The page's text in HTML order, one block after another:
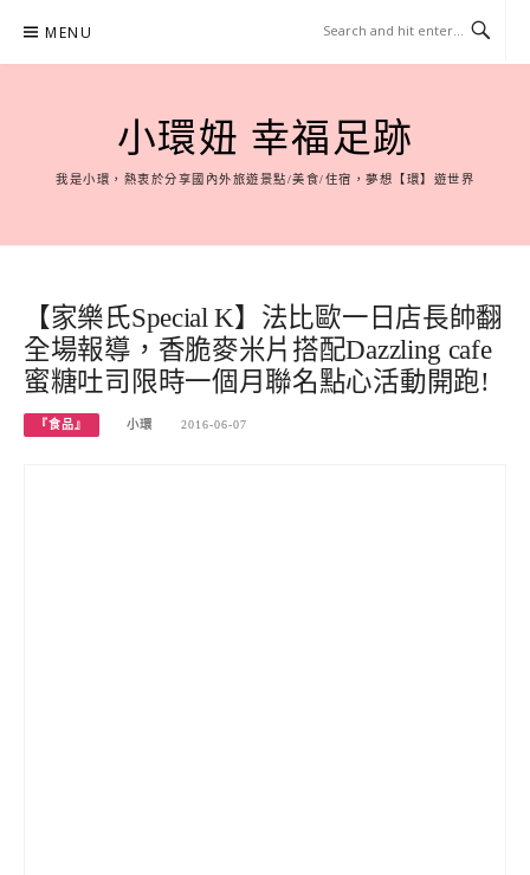
content
MENU
小環妞 幸福足跡
我是小環，熱衷於分享國內外旅遊景點/美食/住宿，夢想【環】遊世界
【家樂氏Special K】法比歐一日店長帥翻
全場報導，香脆麥米片搭配Dazzling cafe
蜜糖吐司限時一個月聯名點心活動開跑!
『食品』 小環 2016-06-07